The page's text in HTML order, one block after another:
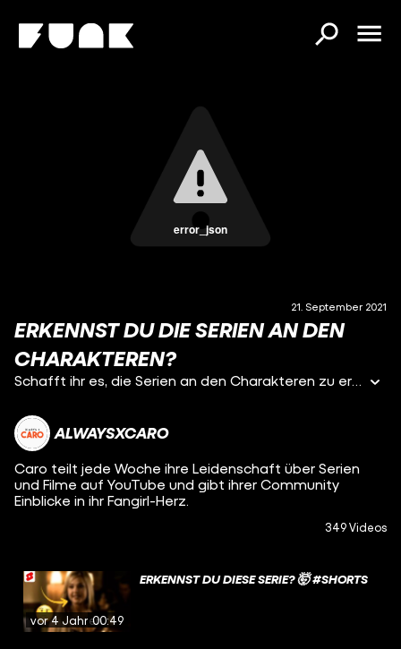
error_json
21. September 2021
ERKENNST DU DIE SERIEN AN DEN
CHARAKTEREN?
Schafft ihr es, die Serien an den Charakteren zu erkennen? Wir starten mit Nebencharakteren, die etwas unbekannter sind und immer bekannter werden. Wie viele Punkte konntet ihr sammeln?
ALWAYSXCARO
Caro teilt jede Woche ihre Leidenschaft über Serien
und Filme auf YouTube und gibt ihrer Community
Einblicke in ihr Fangirl-Herz.
349 Videos
vor 4 Jahren00:49
ERKENNST DU DIESE SERIE? 🤯 #SHORTS